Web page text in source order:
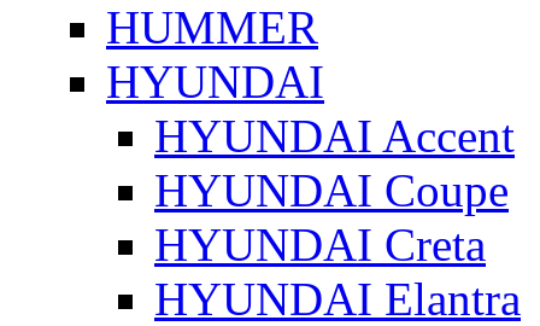
HUMMER
HYUNDAI
HYUNDAI Accent
HYUNDAI Coupe
HYUNDAI Creta
HYUNDAI Elantra